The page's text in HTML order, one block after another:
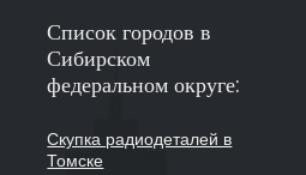
Список городов в
Сибирском
федеральном округе:
Скупка радиодеталей в
Томске